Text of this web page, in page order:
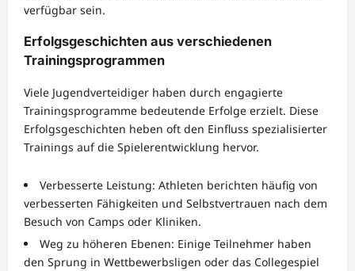
verfügbar sein.
Erfolgsgeschichten aus verschiedenen
Trainingsprogrammen
Viele Jugendverteidiger haben durch engagierte
Trainingsprogramme bedeutende Erfolge erzielt. Diese
Erfolgsgeschichten heben oft den Einfluss spezialisierter
Trainings auf die Spielerentwicklung hervor.
Verbesserte Leistung: Athleten berichten häufig von
verbesserten Fähigkeiten und Selbstvertrauen nach dem
Besuch von Camps oder Kliniken.
Weg zu höheren Ebenen: Einige Teilnehmer haben
den Sprung in Wettbewerbsligen oder das Collegespiel